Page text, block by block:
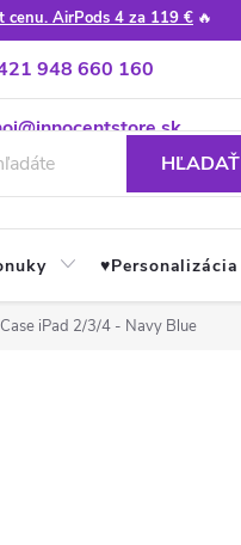
cenu. AirPods 4 za 119 € 🔥
948 660 160
Apple návody a tipy
HĽADAŤ
♥︎Personalizácia
iPad 2/3/4 - Navy Blue